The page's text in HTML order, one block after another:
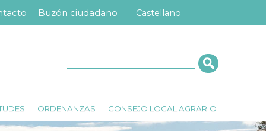
Castellano
Buzón ciudadano
ORDENANZAS CONSEJO LOCAL AGRARIO